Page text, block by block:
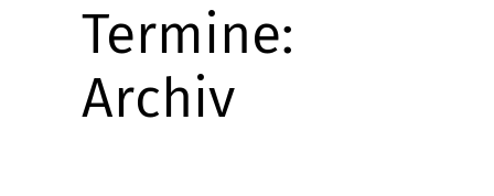
Termine:
Archiv